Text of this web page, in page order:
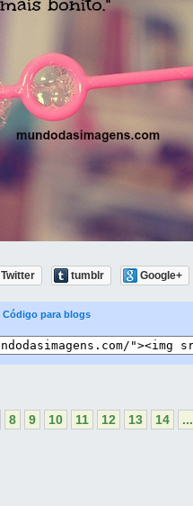
Twitter tumblr Google+
Código para blogs
8 9 10 11 12 13 14 ...